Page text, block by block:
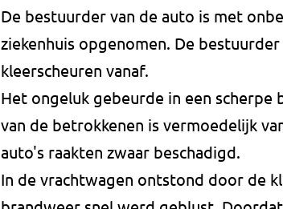
De bestuurder van de auto is met
ziekenhuis opgenomen. De
kleerscheuren vanaf.
Het ongeluk gebeurde in een scherpe
van de betrokkenen is vermoedelijk
auto's raakten zwaar beschadigd.
In de vrachtwagen ontstond door de